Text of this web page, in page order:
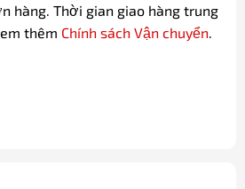
hàng. Thời gian giao hàng trung
thêm Chính sách Vận chuyển